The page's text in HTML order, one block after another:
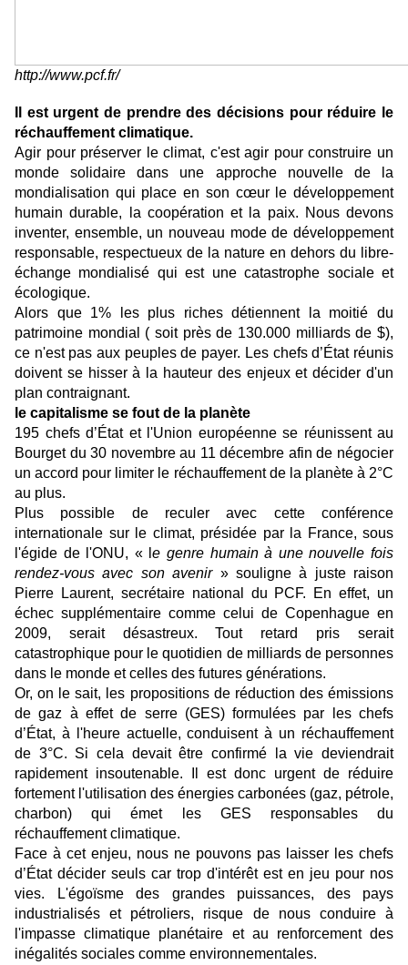
http://www.pcf.fr/
Il est urgent de prendre des décisions pour réduire le
réchauffement climatique.
Agir pour préserver le climat, c'est agir pour construire un
monde solidaire dans une approche nouvelle de la
mondialisation qui place en son cœur le développement
humain durable, la coopération et la paix. Nous devons
inventer, ensemble, un nouveau mode de développement
responsable, respectueux de la nature en dehors du libre-
échange mondialisé qui est une catastrophe sociale et
écologique.
Alors que 1% les plus riches détiennent la moitié du
patrimoine mondial ( soit près de 130.000 milliards de $),
ce n'est pas aux peuples de payer. Les chefs d’État réunis
doivent se hisser à la hauteur des enjeux et décider d'un
plan contraignant.
le capitalisme se fout de la planète
195 chefs d’État et l'Union européenne se réunissent au
Bourget du 30 novembre au 11 décembre afin de négocier
un accord pour limiter le réchauffement de la planète à 2°C
au plus.
Plus possible de reculer avec cette conférence
internationale sur le climat, présidée par la France, sous
l'égide de l'ONU, « le genre humain à une nouvelle fois
rendez-vous avec son avenir» souligne à juste raison
Pierre Laurent, secrétaire national du PCF. En effet, un
échec supplémentaire comme celui de Copenhague en
2009, serait désastreux. Tout retard pris serait
catastrophique pour le quotidien de milliards de personnes
dans le monde et celles des futures générations.
Or, on le sait, les propositions de réduction des émissions
de gaz à effet de serre (GES) formulées par les chefs
d’État, à l'heure actuelle, conduisent à un réchauffement
de 3°C. Si cela devait être confirmé la vie deviendrait
rapidement insoutenable. Il est donc urgent de réduire
fortement l'utilisation des énergies carbonées (gaz, pétrole,
charbon) qui émet les GES responsables du
réchauffement climatique.
Face à cet enjeu, nous ne pouvons pas laisser les chefs
d’État décider seuls car trop d'intérêt est en jeu pour nos
vies. L'égoïsme des grandes puissances, des pays
industrialisés et pétroliers, risque de nous conduire à
l'impasse climatique planétaire et au renforcement des
inégalités sociales comme environnementales.